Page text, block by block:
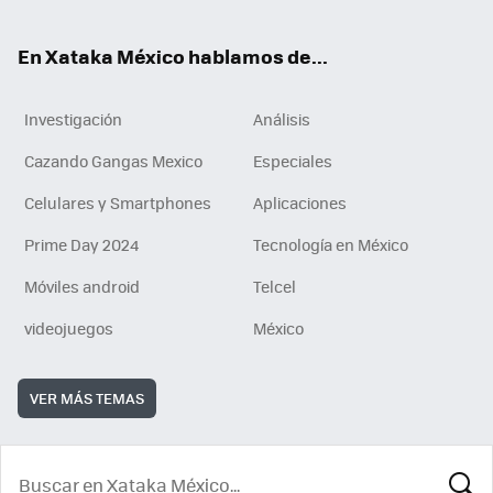
En Xataka México hablamos de...
Investigación
Análisis
Cazando Gangas Mexico
Especiales
Celulares y Smartphones
Aplicaciones
Prime Day 2024
Tecnología en México
Móviles android
Telcel
videojuegos
México
VER MÁS TEMAS